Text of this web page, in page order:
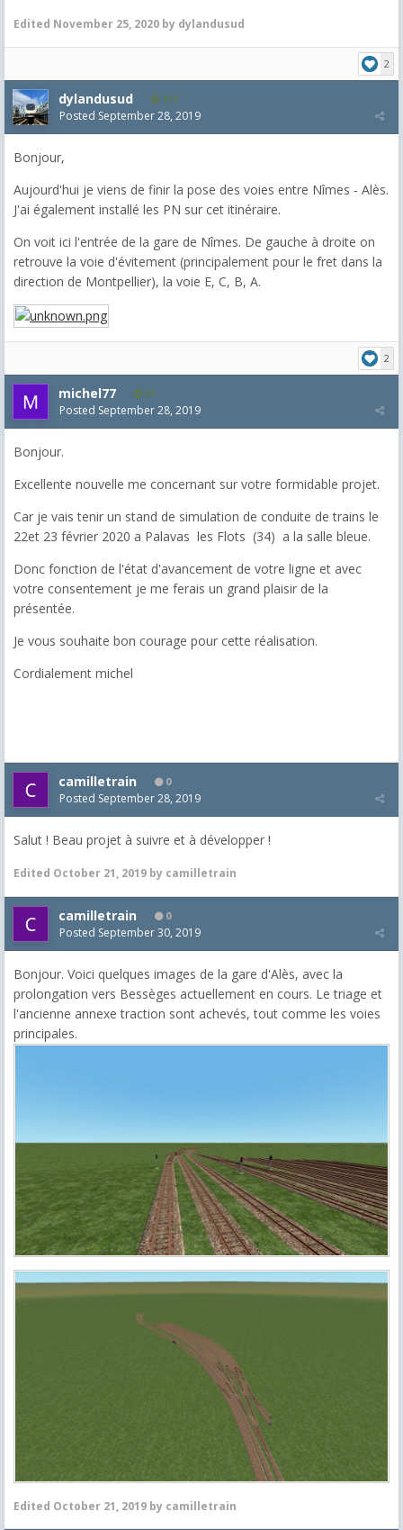
Edited November 25, 2020 by dylandusud
2
dylandusud 121
Posted September 28, 2019
Bonjour,
Aujourd'hui je viens de finir la pose des voies entre Nîmes - Alès.
J'ai également installé les PN sur cet itinéraire.
On voit ici l'entrée de la gare de Nîmes. De gauche à droite on
retrouve la voie d'évitement (principalement pour le fret dans la
direction de Montpellier), la voie E, C, B, A.
2
michel77 51
Posted September 28, 2019
Bonjour.
Excellente nouvelle me concernant sur votre formidable projet.
Car je vais tenir un stand de simulation de conduite de trains le
22et 23 février 2020 a Palavas les Flots (34) a la salle bleue.
Donc fonction de l'état d'avancement de votre ligne et avec
votre consentement je me ferais un grand plaisir de la
présentée.
Je vous souhaite bon courage pour cette réalisation.
Cordialement michel
camilletrain 0
Posted September 28, 2019
Salut ! Beau projet à suivre et à développer !
Edited October 21, 2019 by camilletrain
camilletrain 0
Posted September 30, 2019
Bonjour. Voici quelques images de la gare d'Alès, avec la
prolongation vers Bessèges actuellement en cours. Le triage et
l'ancienne annexe traction sont achevés, tout comme les voies
principales.
Edited October 21, 2019 by camilletrain